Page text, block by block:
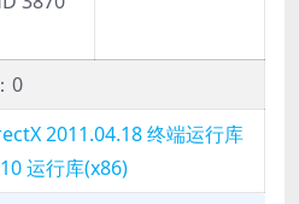
0
2011.04.18 终端运行库
运行库(x86)